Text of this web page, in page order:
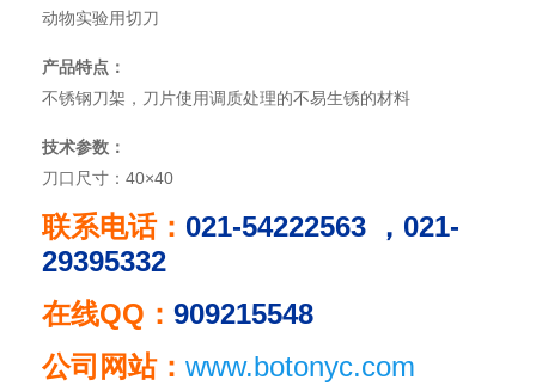
动物实验用切刀
产品特点：
不锈钢刀架，刀片使用调质处理的不易生锈的材料
技术参数：
刀口尺寸：40×40
联系电话： 021-54222563 ，021-
29395332
在线QQ： 909215548
公司网站： www.botonyc.com